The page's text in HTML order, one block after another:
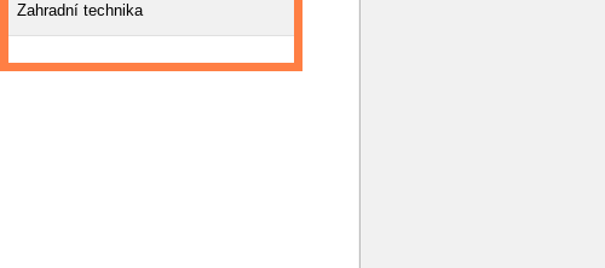
Zahradní technika